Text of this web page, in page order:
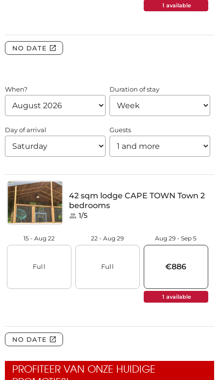
PROFITEER VAN ONZE HUIDIGE